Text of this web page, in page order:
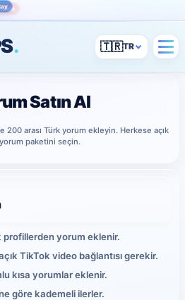
. 🇹🇷
Satın Al
200 arası Türk yorum ekleyin. Herkese açık
paketini seçin.
yorum eklenir.
TikTok video bağlantısı gerekir.
kısa yorumlar eklenir.
göre kademeli ilerler.